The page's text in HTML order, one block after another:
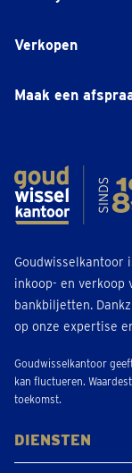
Verkopen
Maak een
Goudwisselkantoor
inkoop- en verkoop
bankbiljetten.
op onze expertise
Goudwisselkantoor
kan fluctueren.
toekomst.
DIENSTEN
Kopen
Verkopen
Veilen